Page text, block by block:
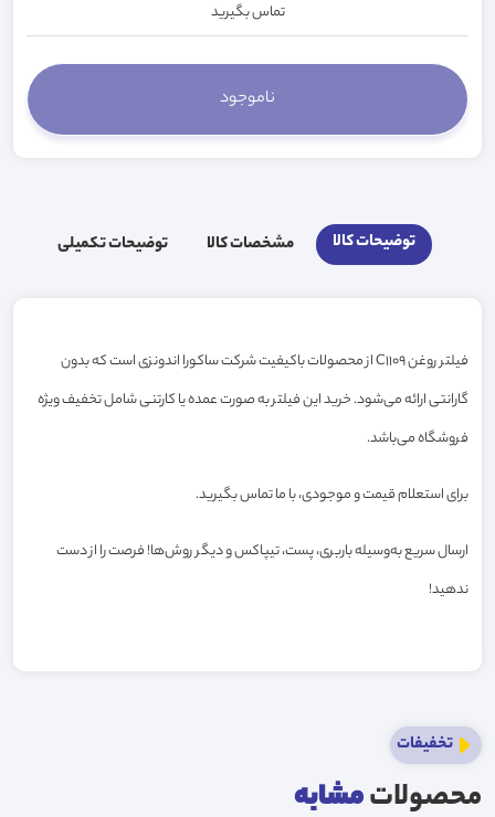
تماس بگیرید
توضیحات کالا مشخصات کالا توضیحات تکمیلی
فیلتر روغن C1109 از محصولات باکیفیت شرکت ساکورا اندونزی است که بدون
گارانتی ارائه می‌شود. خرید این فیلتر به صورت عمده یا کارتنی شامل تخفیف ویژه
فروشگاه می‌باشد.
برای استعلام قیمت و موجودی، با ما تماس بگیرید.
ارسال سریع به‌وسیله باربری، پست، تیپاکس و دیگر روش‌ها! فرصت را از دست
ندهید!
تخفیفات
محصولاتمشابه